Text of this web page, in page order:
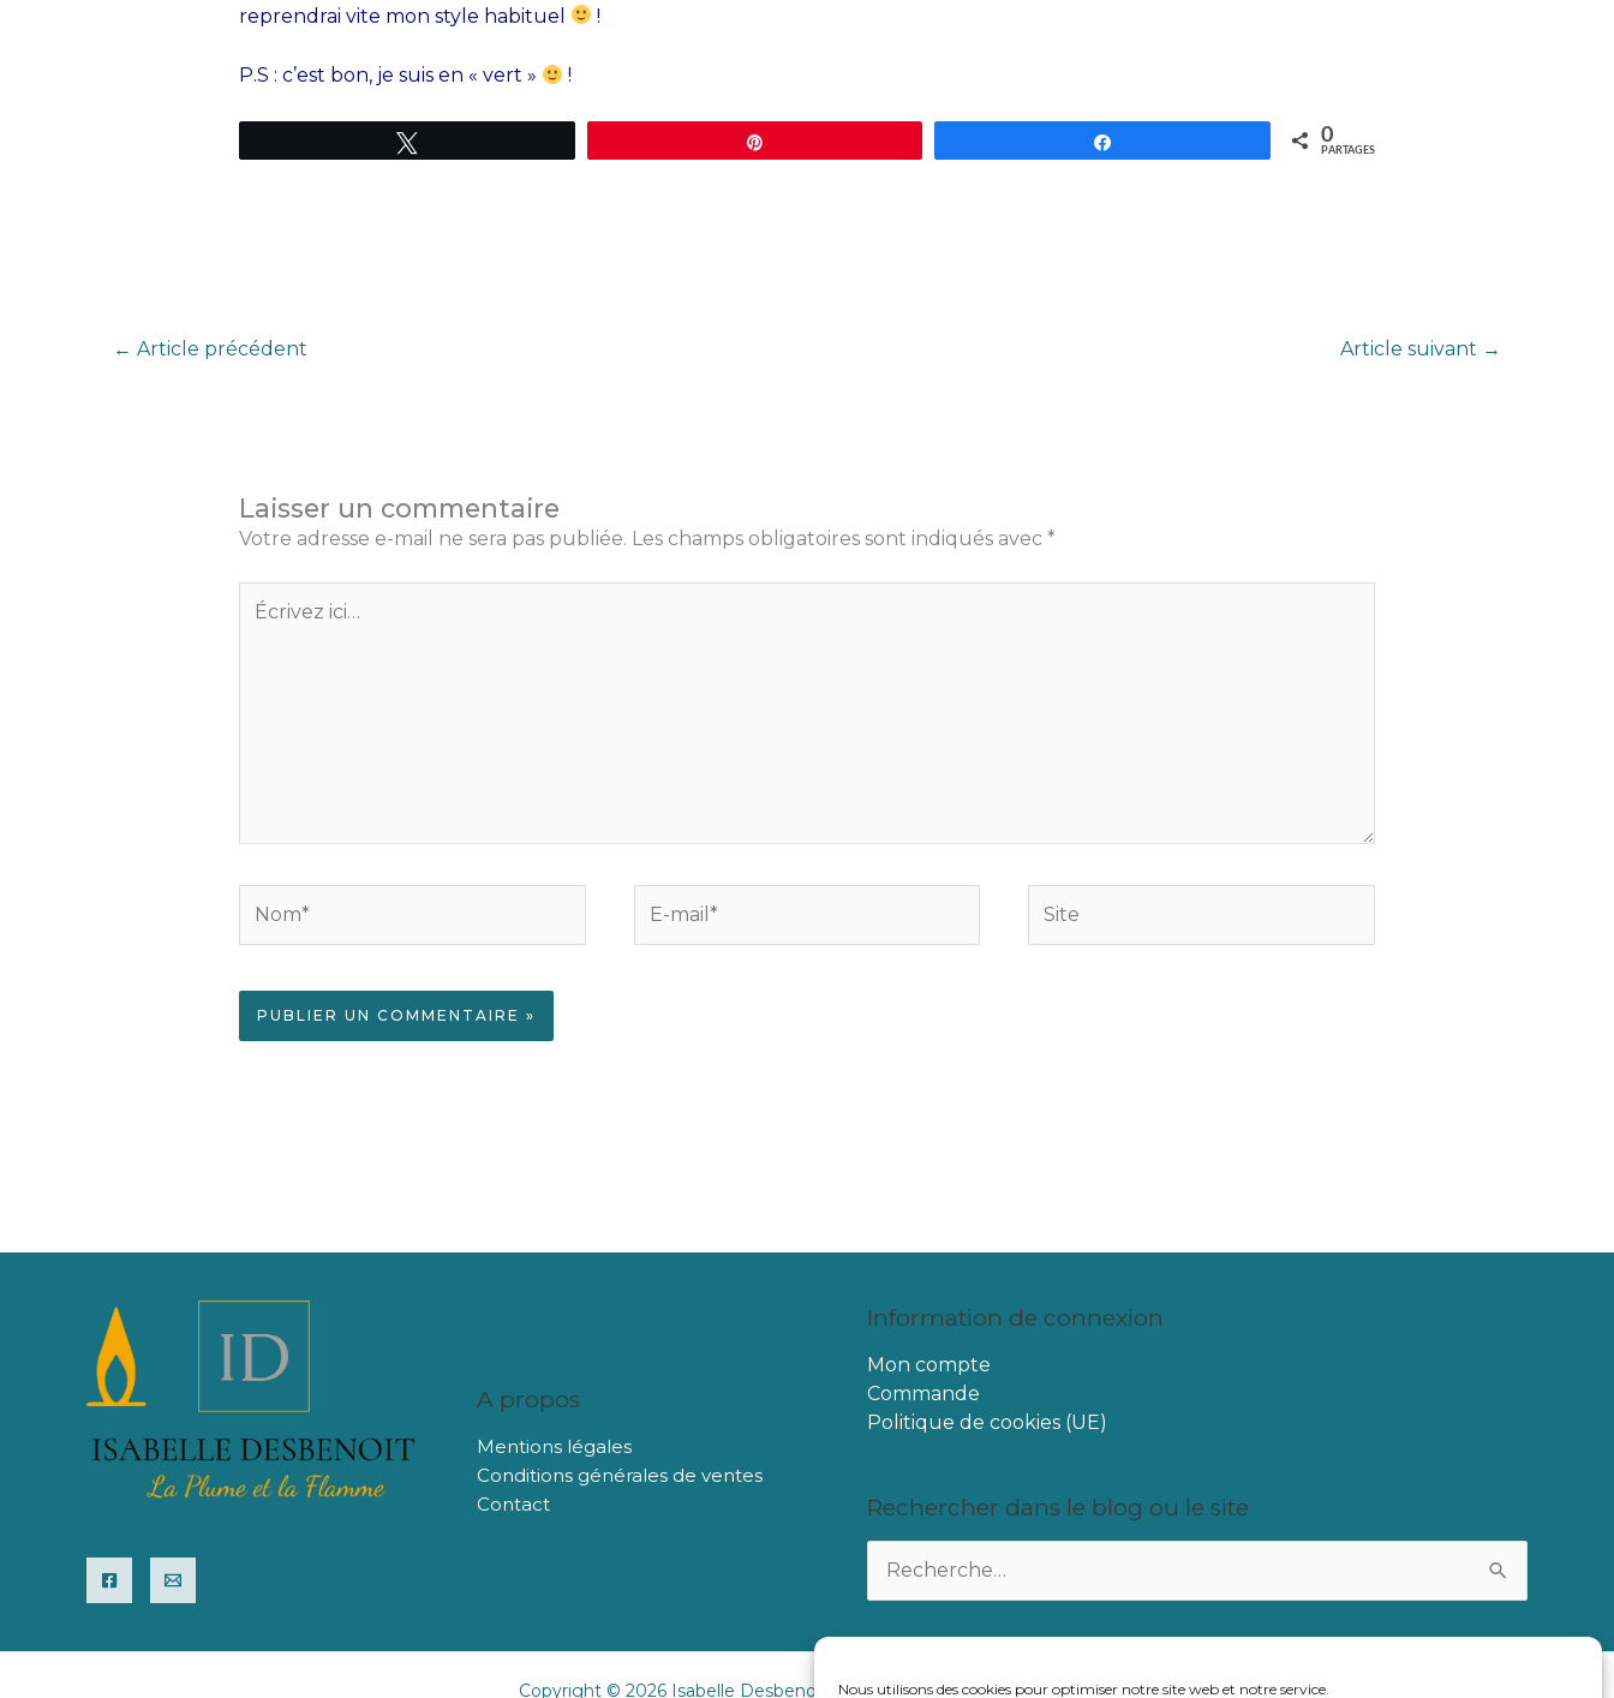
Nous utilisons des cookies pour optimiser notre site web et notre service.
reprendrai vite mon style habituel
!
P.S : c’est bon, je suis en « vert » !
0
PARTAGES
← Article précédent Article suivant →
Laisser un commentaire
Votre adresse e-mail ne sera pas publiée. Les champs obligatoires sont indiqués avec *
ici…
mail*
A propos
Mentions légales
Conditions générales de ventes
Contact
Information de connexion
Mon compte
Commande
Politique de cookies (UE)
Rechercher dans le blog ou le site
Rechercher :
Copyright © 2026 Isabelle Desbenoit Powered by Isabelle Desbenoit